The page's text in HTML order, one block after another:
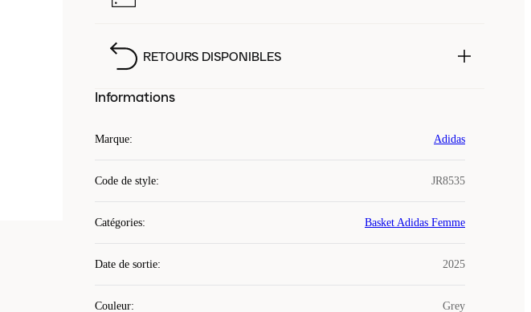
RETOURS DISPONIBLES
Informations
Marque: Adidas
Code de style: JR8535
Catégories: Basket Adidas Femme
Date de sortie: 2025
Couleur: Grey